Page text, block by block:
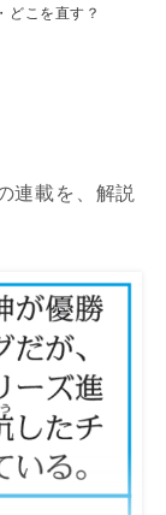
どこを直す？
連載を、解説